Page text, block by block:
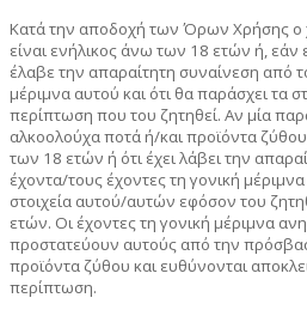
Κατά την αποδοχή των Όρων Χρήσης ο
είναι ενήλικος άνω των 18 ετών ή, εάν
έλαβε την απαραίτητη συναίνεση από
μέριμνα αυτού και ότι θα παράσχει τα
περίπτωση που του ζητηθεί. Αν μία
αλκοολούχα ποτά ή/και προϊόντα
των 18 ετών ή ότι έχει λάβει την
έχοντα/τους έχοντες τη γονική
στοιχεία αυτού/αυτών εφόσον του
ετών. Οι έχοντες τη γονική μέριμνα
προστατεύουν αυτούς από την
προϊόντα ζύθου και ευθύνονται
περίπτωση.